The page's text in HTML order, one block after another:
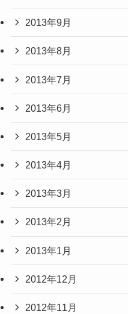
2013年9月
2013年8月
2013年7月
2013年6月
2013年5月
2013年4月
2013年3月
2013年2月
2013年1月
2012年12月
2012年11月